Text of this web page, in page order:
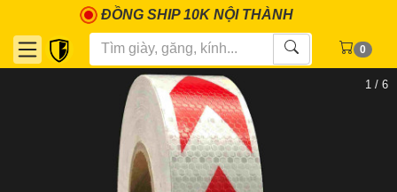
ĐỒNG SHIP 10K NỘI THÀNH
0
1 / 6